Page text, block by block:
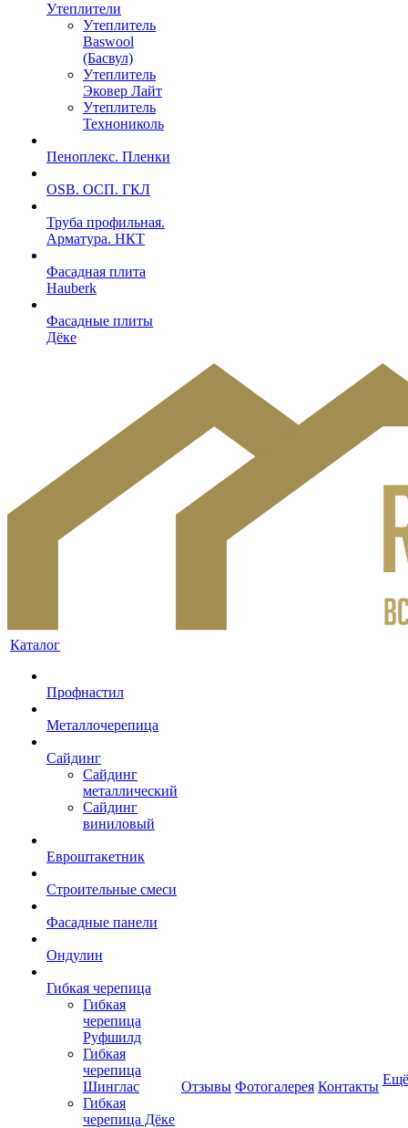
Утеплители
Утеплитель
Baswool
(Басвул)
Утеплитель
Эковер Лайт
Утеплитель
Технониколь
Пеноплекс. Пленки
OSB. ОСП. ГКЛ
Труба профильная.
Арматура. НКТ
Фасадная плита
Hauberk
Фасадные плиты
Дёке
Каталог
Профнастил
Металлочерепица
Сайдинг
Сайдинг
металлический
Сайдинг
виниловый
Евроштакетник
Строительные смеси
Фасадные панели
Ондулин
Гибкая черепица
Гибкая
черепица
Руфшилд
Гибкая
черепица
Шинглас
Гибкая
черепица Дёке
Отзывы Фотогалерея Контакты Ещё